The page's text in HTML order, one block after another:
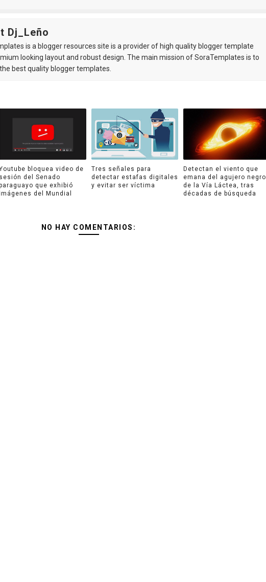
Dj_Leño
is a blogger resources site is a provider of high quality blogger template
looking layout and robust design. The main mission of SoraTemplates is to
best quality blogger templates.
bloquea video de
sesión del Senado
que exhibió
del Mundial
Tres señales para
detectar estafas digitales
y evitar ser víctima
Detectan el viento que
emana del agujero negro
de la Vía Láctea, tras
décadas de búsqueda
NO HAY COMENTARIOS: